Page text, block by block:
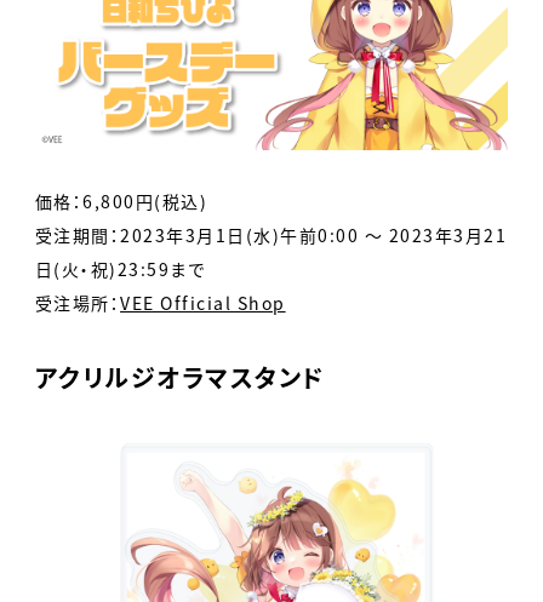
価格：6,800円(税込)
受注期間：2023年3月1日(水)午前0:00 ～ 2023年3月21
日(火・祝)23:59まで
受注場所：VEE Official Shop
アクリルジオラマスタンド